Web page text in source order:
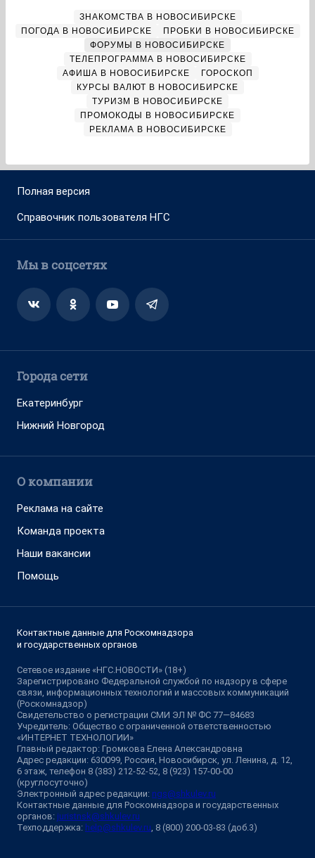
ЗНАКОМСТВА В НОВОСИБИРСКЕ
ПОГОДА В НОВОСИБИРСКЕ
ПРОБКИ В НОВОСИБИРСКЕ
ФОРУМЫ В НОВОСИБИРСКЕ
ТЕЛЕПРОГРАММА В НОВОСИБИРСКЕ
АФИША В НОВОСИБИРСКЕ
ГОРОСКОП
КУРСЫ ВАЛЮТ В НОВОСИБИРСКЕ
ТУРИЗМ В НОВОСИБИРСКЕ
ПРОМОКОДЫ В НОВОСИБИРСКЕ
РЕКЛАМА В НОВОСИБИРСКЕ
Полная версия
Справочник пользователя НГС
Мы в соцсетях
Города сети
Екатеринбург
Нижний Новгород
О компании
Реклама на сайте
Команда проекта
Наши вакансии
Помощь
Контактные данные для Роскомнадзора
и государственных органов
Сетевое издание «НГС.НОВОСТИ» (18+)
Зарегистрировано Федеральной службой по надзору в сфере
связи, информационных технологий и массовых коммуникаций
(Роскомнадзор)
Свидетельство о регистрации СМИ ЭЛ № ФС 77—84683
Учредитель: Общество с ограниченной ответственностью
«ИНТЕРНЕТ ТЕХНОЛОГИИ»
Главный редактор: Громкова Елена Александровна
Адрес редакции: 630099, Россия, Новосибирск, ул. Ленина, д. 12,
6 этаж, телефон 8 (383) 212-52-52, 8 (923) 157-00-00
(круглосуточно)
Электронный адрес редакции: ngs@shkulev.ru
Контактные данные для Роскомнадзора и государственных
органов: juristnsk@shkulev.ru
Техподдержка: help@shkulev.ru, 8 (800) 200-03-83 (доб.3)